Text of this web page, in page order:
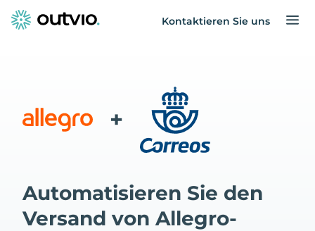
Kontaktieren Sie uns
+
Automatisieren Sie den
Versand von Allegro-